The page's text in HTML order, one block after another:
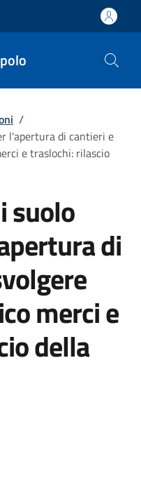
/
l'apertura di cantieri e
e traslochi: rilascio
suolo
di
merci e
della